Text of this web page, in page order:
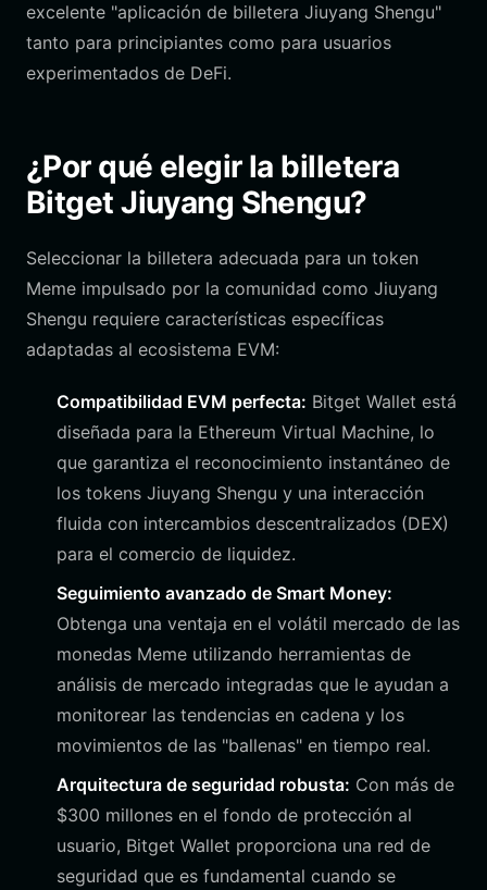
excelente "aplicación de billetera Jiuyang Shengu"
tanto para principiantes como para usuarios
experimentados de DeFi.
¿Por qué elegir la billetera
Bitget Jiuyang Shengu?
Seleccionar la billetera adecuada para un token
Meme impulsado por la comunidad como Jiuyang
Shengu requiere características específicas
adaptadas al ecosistema EVM:
Compatibilidad EVM perfecta: Bitget Wallet está
diseñada para la Ethereum Virtual Machine, lo
que garantiza el reconocimiento instantáneo de
los tokens Jiuyang Shengu y una interacción
fluida con intercambios descentralizados (DEX)
para el comercio de liquidez.
Seguimiento avanzado de Smart Money:
Obtenga una ventaja en el volátil mercado de las
monedas Meme utilizando herramientas de
análisis de mercado integradas que le ayudan a
monitorear las tendencias en cadena y los
movimientos de las "ballenas" en tiempo real.
Arquitectura de seguridad robusta: Con más de
$300 millones en el fondo de protección al
usuario, Bitget Wallet proporciona una red de
seguridad que es fundamental cuando se